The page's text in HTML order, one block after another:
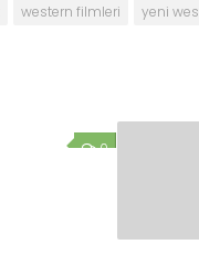
western filmleri yeni
0